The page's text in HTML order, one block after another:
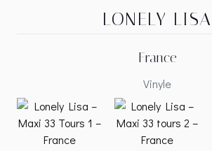
LONELY LISA
France
Vinyle